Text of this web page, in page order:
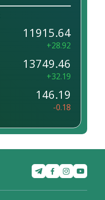
11915.64
+28.92
13749.46
+32.19
146.19
-0.18